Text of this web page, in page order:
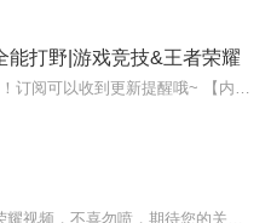
能打野|游戏竞技&王者荣耀